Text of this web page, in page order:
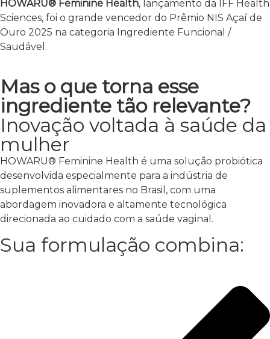
HOWARU® Feminine Health, lançamento da IFF Health
Sciences, foi o grande vencedor do Prêmio NIS Açaí de
Ouro 2025 na categoria Ingrediente Funcional /
Saudável.
Mas o que torna esse
ingrediente tão relevante?
Inovação voltada à saúde da
mulher
HOWARU® Feminine Health é uma solução probiótica
desenvolvida especialmente para a indústria de
suplementos alimentares no Brasil, com uma
abordagem inovadora e altamente tecnológica
direcionada ao cuidado com a saúde vaginal.
Sua formulação combina: